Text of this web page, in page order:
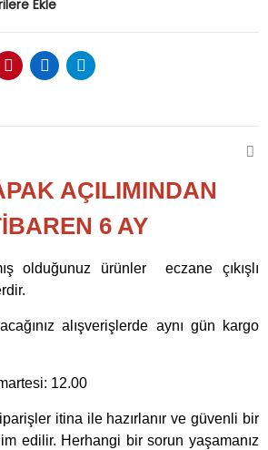
Ekle
AÇILIMINDAN
6 AY
olduğunuz ürünler eczane çıkışlı
alışverişlerde aynı gün kargo
12.00
itina ile hazırlanır ve güvenli bir
edilir. Herhangi bir sorun yaşamanız